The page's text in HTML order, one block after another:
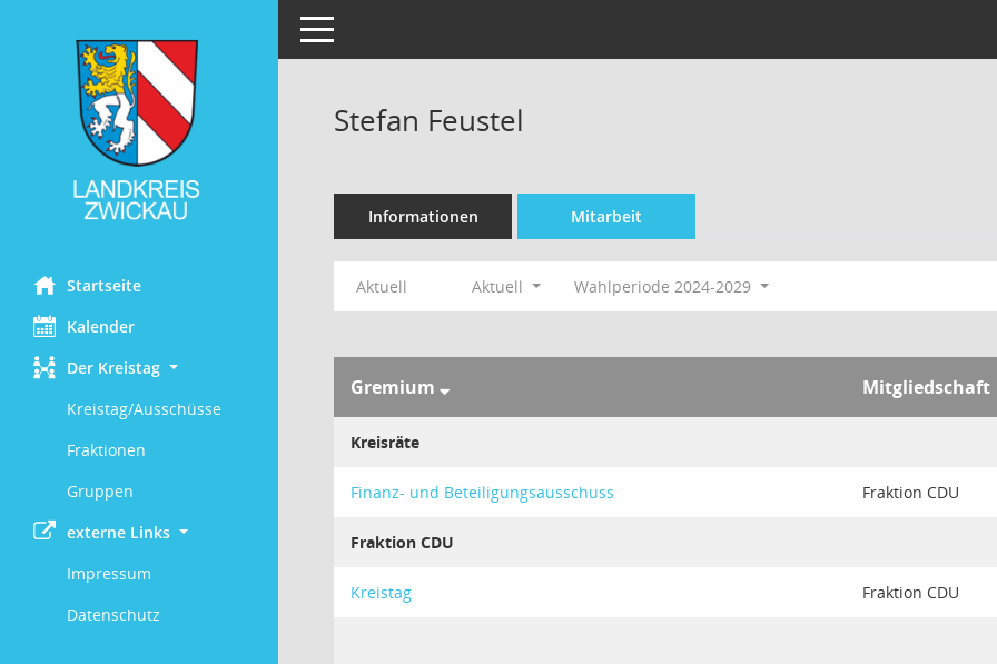
Startseite
Kalender
Der Kreistag
Kreistag/Ausschüsse
Fraktionen
Gruppen
externe Links
Impressum
Datenschutz
Toggle navigation
Stefan Feustel
Informationen Mitarbeit
Aktuell Aktuell Wahlperiode 2024-2029
Gremium Mitgliedschaft
Kreisräte
Finanz- und Beteiligungsausschuss Fraktion CDU
Fraktion CDU
Kreistag Fraktion CDU